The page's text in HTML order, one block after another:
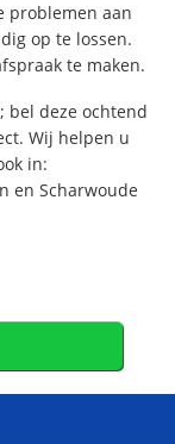
problemen aan
op te lossen.
te maken.
bel deze ochtend
Wij helpen u
in:
en Scharwoude